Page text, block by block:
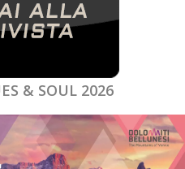
& SOUL 2026